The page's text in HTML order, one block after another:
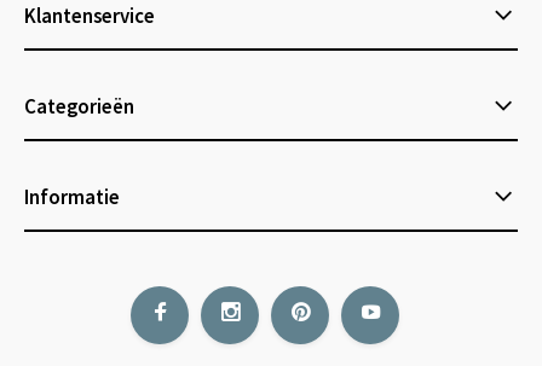
Klantenservice
Categorieën
Informatie